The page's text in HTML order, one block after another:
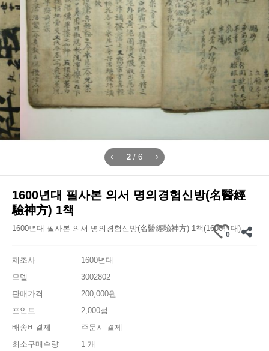
2 / 6
1600년대 필사본 의서 명의경험신방(名醫經
驗神方) 1책
1600년대 필사본 의서 명의경험신방(名醫經驗神方) 1책(1600년대)
0
제조사
1600년대
모델
3002802
판매가격
200,000원
포인트
2,000점
배송비결제
주문시 결제
최소구매수량
1 개